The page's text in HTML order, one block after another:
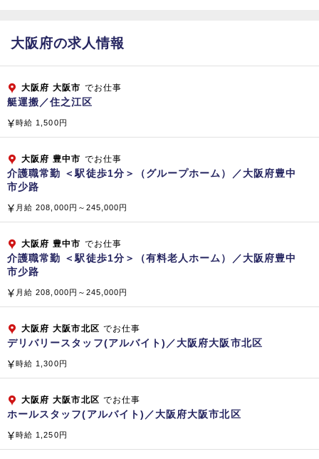
大阪府の求人情報
大阪府 大阪市 でお仕事
艇運搬／住之江区
時給 1,500円
大阪府 豊中市 でお仕事
介護職常勤 ＜駅徒歩1分＞（グループホーム）／大阪府豊中
市少路
月給 208,000円～245,000円
大阪府 豊中市 でお仕事
介護職常勤 ＜駅徒歩1分＞（有料老人ホーム）／大阪府豊中
市少路
月給 208,000円～245,000円
大阪府 大阪市北区 でお仕事
デリバリースタッフ(アルバイト)／大阪府大阪市北区
時給 1,300円
大阪府 大阪市北区 でお仕事
ホールスタッフ(アルバイト)／大阪府大阪市北区
時給 1,250円